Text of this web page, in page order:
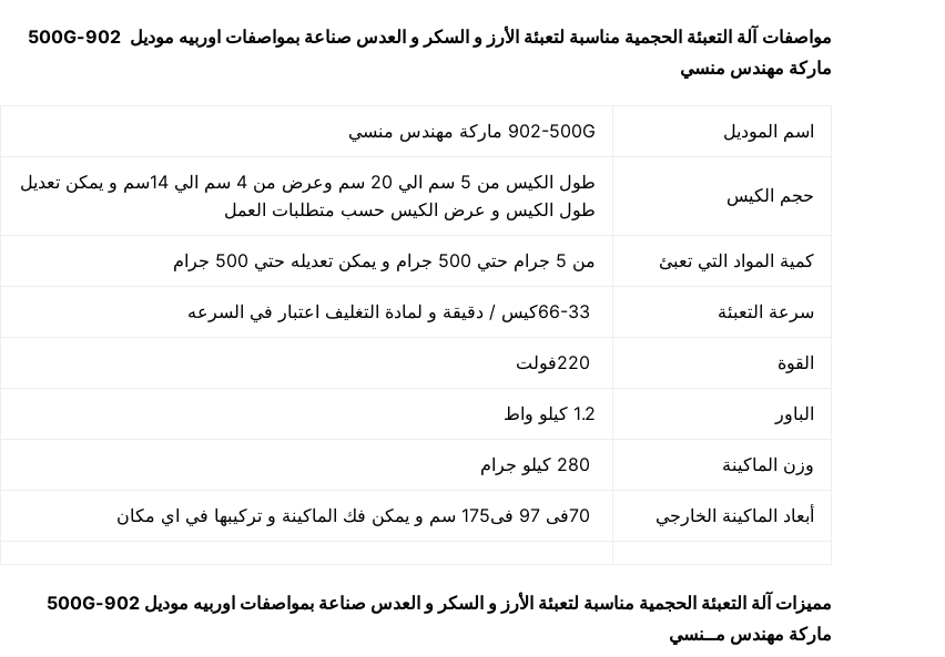
مواصفات آلة التعبئة الحجمية مناسبة لتعبئة الأرز و السكر و العدس صناعة بمواصفات اوربيه موديل 902-500G
ماركة مهندس منسي
اسم الموديل 902-500G ماركة مهندس منسي
حجم الكيس
طول الكيس من 5 سم الي 20 سم وعرض من 4 سم الي 14سم و يمكن تعديل
طول الكيس و عرض الكيس حسب متطلبات العمل
كمية المواد التي تعبئ من 5 جرام حتي 500 جرام و يمكن تعديله حتي 500 جرام
سرعة التعبئة
القوة
الباور 1.2 كيلو واط
وزن الماكينة
أبعاد الماكينة الخارجي
مميزات آلة التعبئة الحجمية مناسبة لتعبئة الأرز و السكر و العدس صناعة بمواصفات اوربيه موديل 902-500G
ماركة مهندس مــنسي